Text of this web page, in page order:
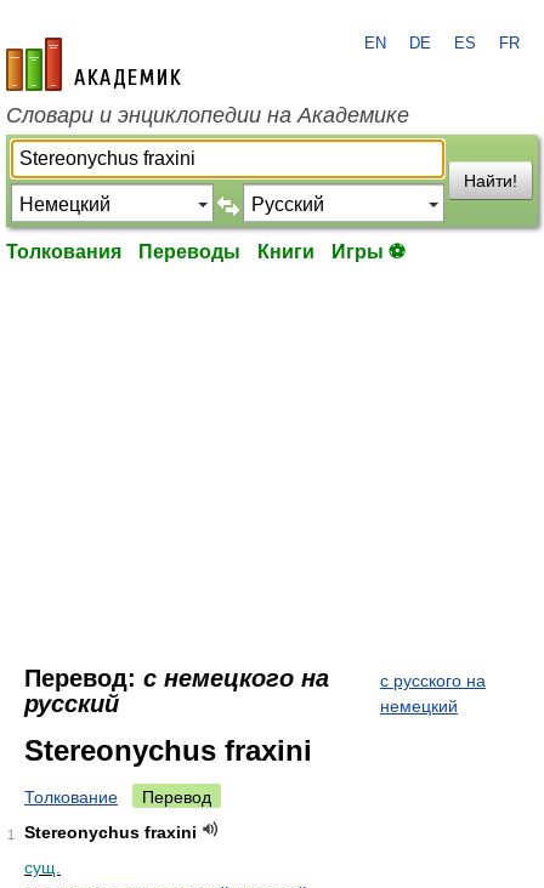
academic.ru
EN DE ES FR
Словари и энциклопедии на Академике
Найти!
Толкования Переводы Книги Игры ⚽
Перевод: с немецкого на
русский
с русского на
немецкий
Stereonychus fraxini
Толкование Перевод
1
Stereonychus fraxini
сущ.